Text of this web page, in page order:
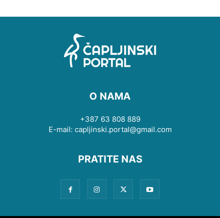
O NAMA
+387 63 808 889
E-mail: capljinski.portal@gmail.com
PRATITE NAS